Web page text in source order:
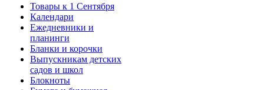
Товары к 1 Сентября
Календари
Ежедневники и
планинги
Бланки и корочки
Выпускникам детских
садов и школ
Блокноты